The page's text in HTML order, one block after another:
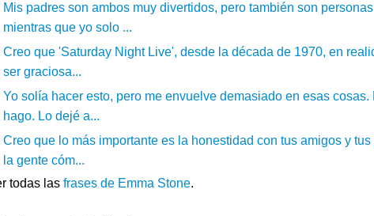
Mis padres son ambos muy divertidos, pero también son
mientras que yo solo ...
Creo que 'Saturday Night Live', desde la década de 1970, en
ser graciosa...
Yo solía hacer esto, pero me envuelve demasiado en esas
hago. Lo dejé a...
Creo que lo más importante es la honestidad con tus amigos y
la gente cóm...
todas las frases de Emma Stone.